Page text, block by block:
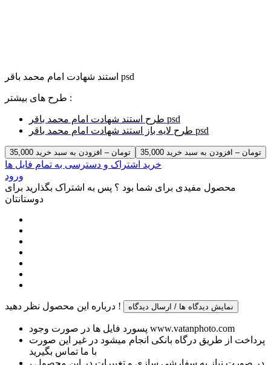
استند شهادت امام محمد باقر psd
طرح های بیشتر :
طرح استند شهادت امام محمد باقر psd
طرح لایه باز استند شهادت امام محمد باقر psd
35,000 تومان – افزودن به سبد خرید
خرید اشتراک و دسترسی به تمام فایل ها
ورود
محصول مفیدی برای شما بود ؟ پس به اشتراک بگذارید برای
دوستانتان
درباره این محصول نظر دهید ! نمایش دیدگاه ها / ارسال دیدگاه
پسورد فایل ها در صورت وجود www.vatanphoto.com
پرداخت از طریق درگاه بانکی انجام میشود در غیر این صورت
با ما تماس بگیرید
در صورت نیاز به سفارشی سازی و تغییرات در این محصول ،